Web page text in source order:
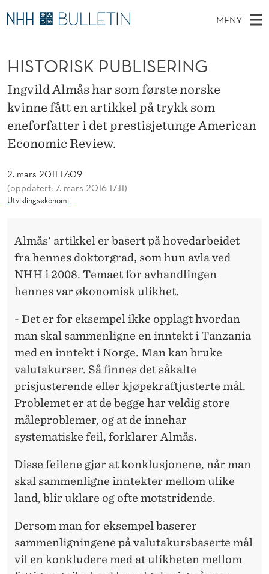
H
S
T
O
R
S
K
P
MENY
V
E
D
M
E
Y
K
I
E
T
T
S
E
D
E
Stipendiater og nye forskerprofiler
Disputaser
Ekspertutvalg
Om Bulletin
2. mars 2011 17:09
(oppdatert: 7. mars 2016 17:11)
Utviklingsøkonomi
HISTORISK PUBLISERING
Ingvild Almås har som første norske
kvinne fått en artikkel på trykk som
eneforfatter i det prestisjetunge American
Economic Review.
Almås' artikkel er basert på hovedarbeidet
fra hennes doktorgrad, som hun avla ved
NHH i 2008. Temaet for avhandlingen
hennes var økonomisk ulikhet.
- Det er for eksempel ikke opplagt hvordan
man skal sammenligne en inntekt i Tanzania
med en inntekt i Norge. Man kan bruke
valutakurser. Så finnes det såkalte
prisjusterende eller kjøpekraftjusterte mål.
Problemet er at de begge har veldig store
måleproblemer, og at de innehar
systematiske feil, forklarer Almås.
Disse feilene gjør at konklusjonene, når man
skal sammenligne inntekter mellom ulike
land, blir uklare og ofte motstridende.
Dersom man for eksempel baserer
sammenligningene på valutakursbaserte mål
vil en konkludere med at ulikheten mellom